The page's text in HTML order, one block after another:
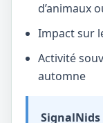
d’animaux
Impact sur
Activité
automne
SignalNids